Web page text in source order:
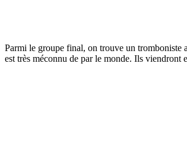
Parmi le groupe final, on trouve un tromboniste
est très méconnu de par le monde. Ils viendront